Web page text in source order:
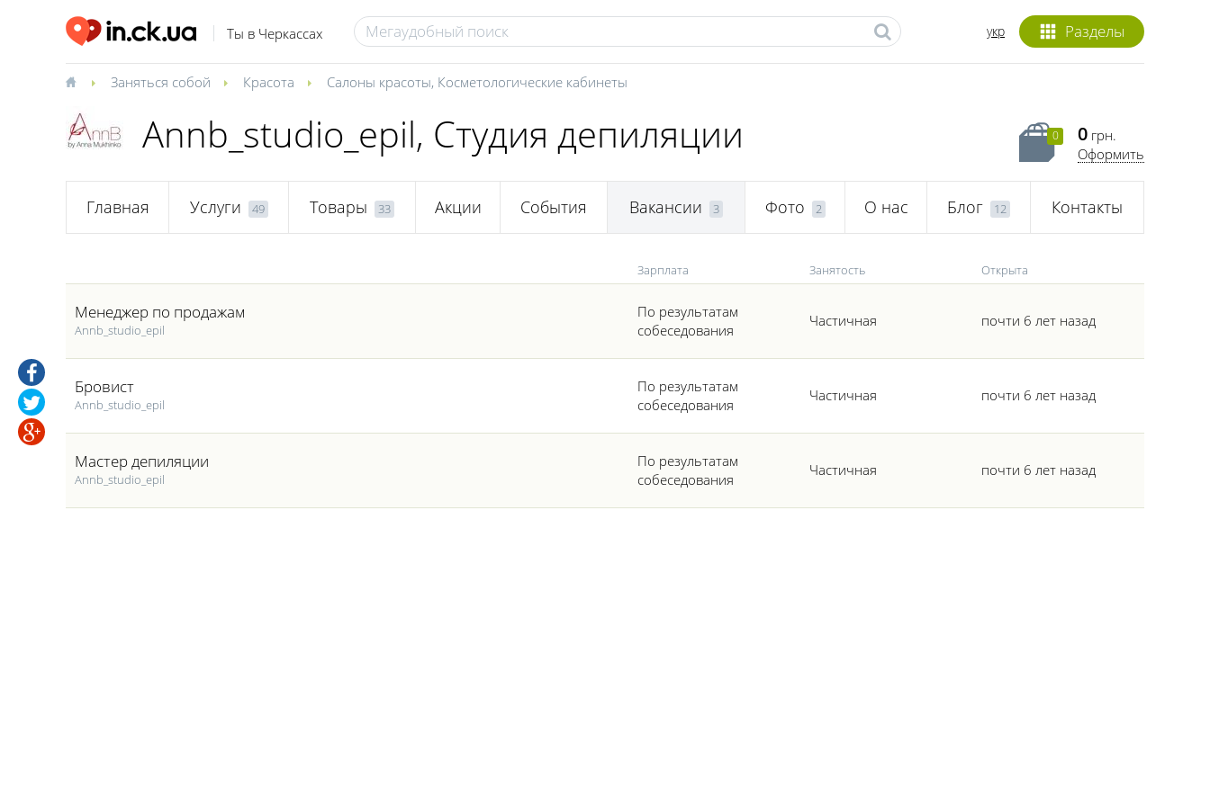
Ты в Черкассах Разделы
укр
Заняться собой Красота Салоны красоты, Косметологические кабинеты
Annb_studio_epil, Студия депиляции 0 0 грн.
Оформить
Главная Услуги 49 Товары 33 Акции События Вакансии 3 Фото 2 О нас Блог 12 Контакты
Зарплата Занятость Открыта
Менеджер по продажам
Annb_studio_epil
По результатам
собеседования
Частичная почти 6 лет назад
Бровист
Annb_studio_epil
По результатам
собеседования
Частичная почти 6 лет назад
Мастер депиляции
Annb_studio_epil
По результатам
собеседования
Частичная почти 6 лет назад